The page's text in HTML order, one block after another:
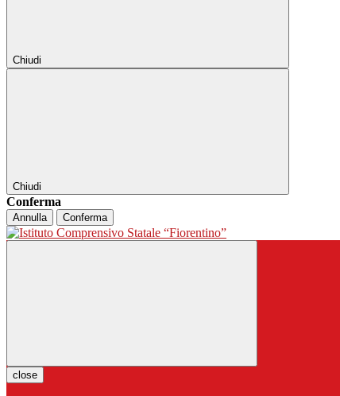
Chiudi
Chiudi
Conferma
Annulla Conferma
close